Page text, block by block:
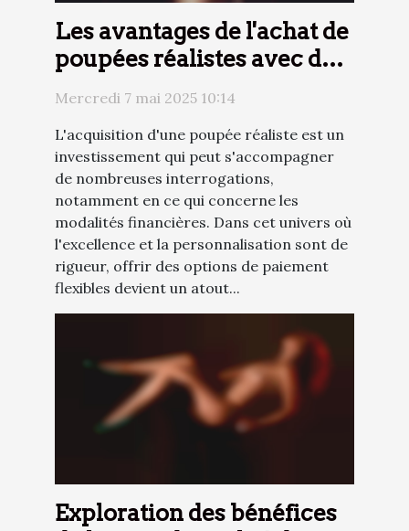
Les avantages de l'achat de
poupées réalistes avec des
options de paiement
Mercredi 7 mai 2025 10:14
L'acquisition d'une poupée réaliste est un
investissement qui peut s'accompagner
de nombreuses interrogations,
notamment en ce qui concerne les
modalités financières. Dans cet univers où
l'excellence et la personnalisation sont de
rigueur, offrir des options de paiement
flexibles devient un atout...
Exploration des bénéfices